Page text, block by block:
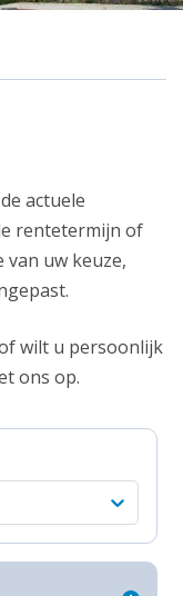
actuele
rentetermijn of
uw keuze,
wilt u persoonlijk
ons op.